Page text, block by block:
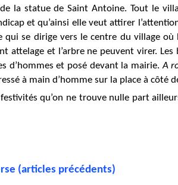
la statue de Saint Antoine. Tout le
et qu’ainsi elle veut attirer
qui se dirige vers le centre du village
attelage et l’arbre ne peuvent virer.
d’hommes et posé devant la mairie.A
à main d’homme sur la place à côté
qu’on ne trouve nulle part
(articles précédents)